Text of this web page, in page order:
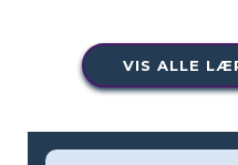
VIS ALLE